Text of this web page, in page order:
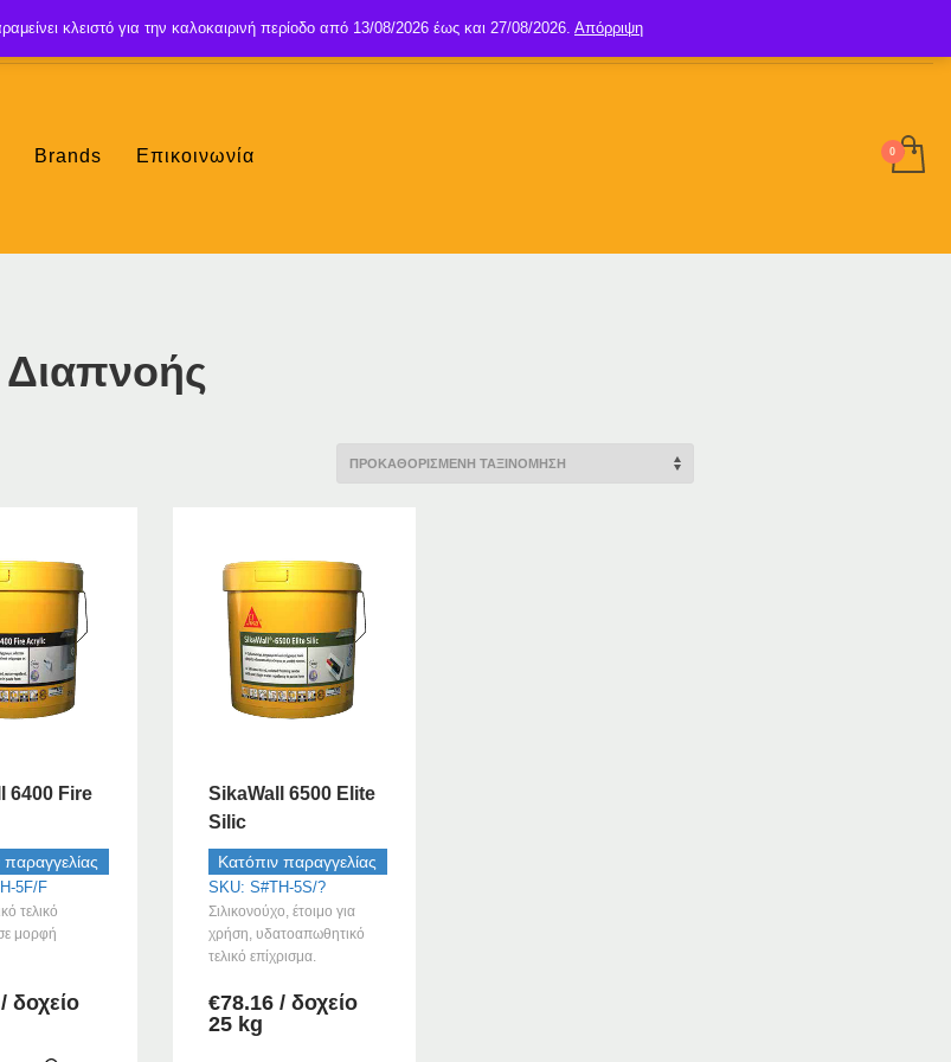
SIGN UP LOGIN
Brands Επικοινωνία
6400 Fire
5F/F
τελικό
μορφή
/ δοχείο
SikaWall 6500 Elite
Silic
Κατόπιν παραγγελίας
SKU: S#TH-5S/?
Σιλικονούχο, έτοιμο για
χρήση, υδατοαπωθητικό
τελικό επίχρισμα.
€78.16 / δοχείο
25 kg
κλειστό για την καλοκαιρινή περίοδο από 13/08/2026 έως και 27/08/2026. Απόρριψη